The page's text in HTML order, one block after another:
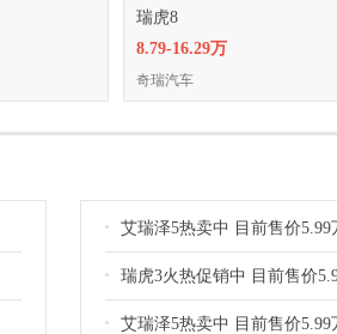
瑞虎8
8.79-16.29万
奇瑞汽车
艾瑞泽5热卖中 目前售价5.99
瑞虎3火热促销中 目前售价
艾瑞泽5热卖中 目前售价5.99